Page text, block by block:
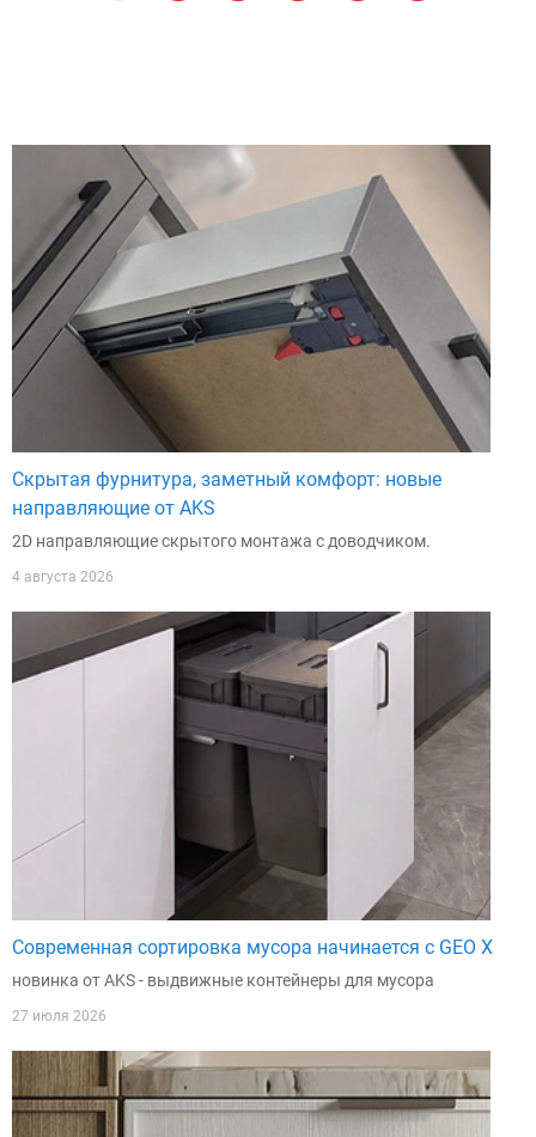
Скрытая фурнитура, заметный комфорт: новые
направляющие от AKS
2D направляющие скрытого монтажа с доводчиком.
4 августа 2026
Современная сортировка мусора начинается с GEO X
новинка от AKS - выдвижные контейнеры для мусора
27 июля 2026